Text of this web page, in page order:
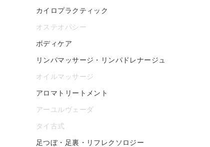
カイロプラクティック
オステオパシー
ボディケア
リンパマッサージ・リンパドレナージュ
オイルマッサージ
アロマトリートメント
アーユルヴェーダ
タイ古式
足つぼ・足裏・リフレクソロジー